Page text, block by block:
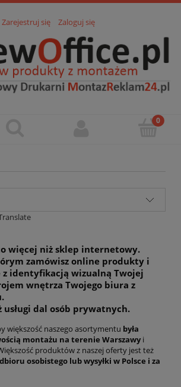
Zarejestruj się Zaloguj się
więcej niż sklep internetowy.
zamówisz online produkty i
z identyfikacją wizualną Twojej
wnętrza Twojego biura z
usługi dal osób prywatnych.
większość naszego asortymentu była
montażu na terenie Warszawyi
produktów z naszej oferty jest też
osobistego lub wysyłki w Polsce i za